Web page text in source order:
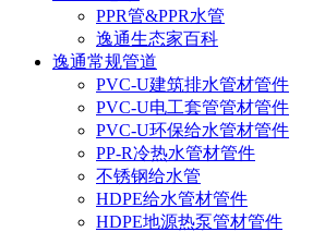
PPR管&PPR水管
逸通生态家百科
逸通常规管道
PVC-U建筑排水管材管件
PVC-U电工套管管材管件
PVC-U环保给水管材管件
PP-R冷热水管材管件
不锈钢给水管
HDPE给水管材管件
HDPE地源热泵管材管件